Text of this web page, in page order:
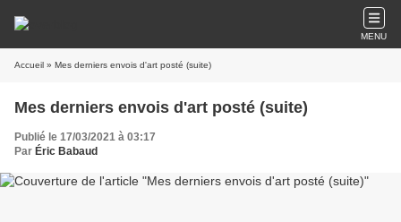
MENU
Accueil » Mes derniers envois d'art posté (suite)
Mes derniers envois d'art posté (suite)
Publié le 17/03/2021 à 03:17
Par Éric Babaud